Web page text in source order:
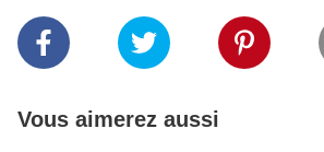
Vous aimerez aussi